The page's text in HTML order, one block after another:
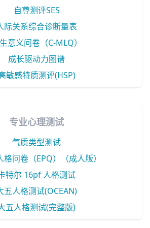
自尊测评SES
际关系综合诊断量表
意义问卷（C-MLQ）
成长驱动力图谱
敏感特质测评(HSP)
专业心理测试
气质类型测试
格问卷（EPQ）（成人版）
特尔 16pf 人格测试
五人格测试(OCEAN)
五人格测试(完整版)